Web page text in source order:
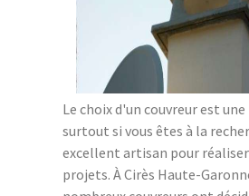
Le choix d'un couvreur est
surtout si vous êtes à la
excellent artisan pour
projets. À Cirès Haute-